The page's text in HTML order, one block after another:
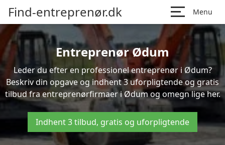
Find-entreprenør.dk Menu
Entreprenør Ødum
Leder du efter en professionel entreprenør i Ødum?
Beskriv din opgave og indhent 3 uforpligtende og gratis
tilbud fra entreprenørfirmaer i Ødum og omegn lige her.
Indhent 3 tilbud, gratis og uforpligtende